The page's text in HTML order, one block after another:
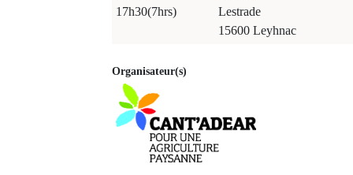
17h30(7hrs)
Lestrade
15600 Leyhnac
Organisateur(s)